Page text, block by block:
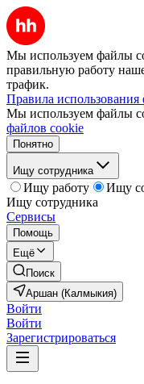
Мы используем файлы
правильную работу
трафик.
Правила
Мы используем файлы
файлов cookie
Понятно
Ищу сотрудника
Ищу работу
Ищу
Ищу сотрудника
Сервисы
Помощь
Ещё
Поиск
Аршан (Калмыкия)
Войти
Войти
Зарегистрироваться